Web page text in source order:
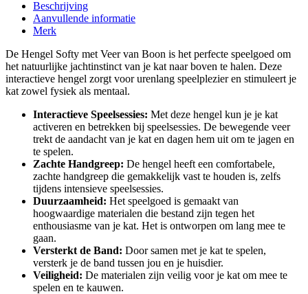
Beschrijving
Aanvullende informatie
Merk
De Hengel Softy met Veer van Boon is het perfecte speelgoed om
het natuurlijke jachtinstinct van je kat naar boven te halen. Deze
interactieve hengel zorgt voor urenlang speelplezier en stimuleert je
kat zowel fysiek als mentaal.
Interactieve Speelsessies: Met deze hengel kun je je kat
activeren en betrekken bij speelsessies. De bewegende veer
trekt de aandacht van je kat en dagen hem uit om te jagen en
te spelen.
Zachte Handgreep: De hengel heeft een comfortabele,
zachte handgreep die gemakkelijk vast te houden is, zelfs
tijdens intensieve speelsessies.
Duurzaamheid: Het speelgoed is gemaakt van
hoogwaardige materialen die bestand zijn tegen het
enthousiasme van je kat. Het is ontworpen om lang mee te
gaan.
Versterkt de Band: Door samen met je kat te spelen,
versterk je de band tussen jou en je huisdier.
Veiligheid: De materialen zijn veilig voor je kat om mee te
spelen en te kauwen.